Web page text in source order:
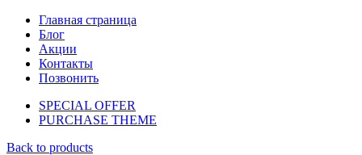
Главная страница
Блог
Акции
Контакты
Позвонить
SPECIAL OFFER
PURCHASE THEME
Back to products